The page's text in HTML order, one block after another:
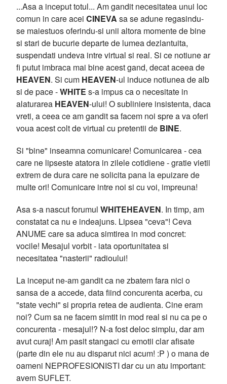
...Asa a inceput totul... Am gandit necesitatea unui loc
comun in care acei CINEVA sa se adune regasindu-
se maiestuos oferindu-si unii altora momente de bine
si stari de bucurie departe de lumea dezlantuita,
suspendati undeva intre virtual si real. Si ce notiune ar
fi putut imbraca mai bine acest gand, decat aceea de
HEAVEN. Si cum HEAVEN-ul induce notiunea de alb
si de pace -WHITE s-a impus ca o necesitate in
alaturarea HEAVEN-ului! O subliniere insistenta, daca
vreti, a ceea ce am gandit sa facem noi spre a va oferi
voua acest colt de virtual cu pretentii de BINE.
Si "bine" inseamna comunicare! Comunicarea - cea
care ne lipseste atatora in zilele cotidiene - gratie vietii
extrem de dura care ne solicita pana la epuizare de
multe ori! Comunicare intre noi si cu voi, impreuna!
Asa s-a nascut forumul WHITEHEAVEN. In timp, am
constatat ca nu e indeajuns. Lipsea "ceva"! Ceva
ANUME care sa aduca simtirea in mod concret:
vocile! Mesajul vorbit - iata oportunitatea si
necesitatea "nasterii" radioului!
La inceput ne-am gandit ca ne zbatem fara nici o
sansa de a accede, data fiind concurenta acerba, cu
"state vechi" si propria retea de audienta. Cine eram
noi? Cum sa ne facem simtit in mod real si nu ca pe o
concurenta - mesajul!? N-a fost deloc simplu, dar am
avut curaj! Am pasit stangaci cu emotii clar afisate
(parte din ele nu au disparut nici acum! :P ) o mana de
oameni NEPROFESIONISTI dar cu un atu important:
avem SUFLET.